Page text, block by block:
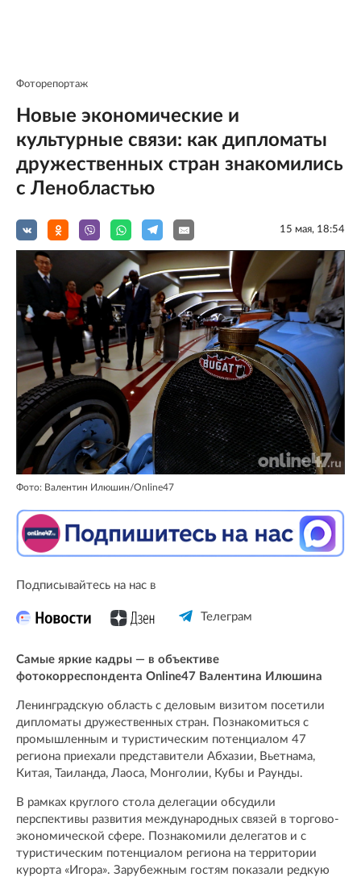
Фоторепортаж
Новые экономические и
культурные связи: как дипломаты
дружественных стран знакомились
с Ленобластью
15 мая, 18:54
Фото: Валентин Илюшин/Online47
Подписывайтесь на нас в
Телеграм
Самые яркие кадры — в объективе
фотокорреспондента Online47 Валентина Илюшина
Ленинградскую область с деловым визитом посетили
дипломаты дружественных стран. Познакомиться с
промышленным и туристическим потенциалом 47
региона приехали представители Абхазии, Вьетнама,
Китая, Таиланда, Лаоса, Монголии, Кубы и Раунды.
В рамках круглого стола делегации обсудили
перспективы развития международных связей в торгово-
экономической сфере. Познакомили делегатов и с
туристическим потенциалом региона на территории
курорта «Игора». Зарубежным гостям показали редкую